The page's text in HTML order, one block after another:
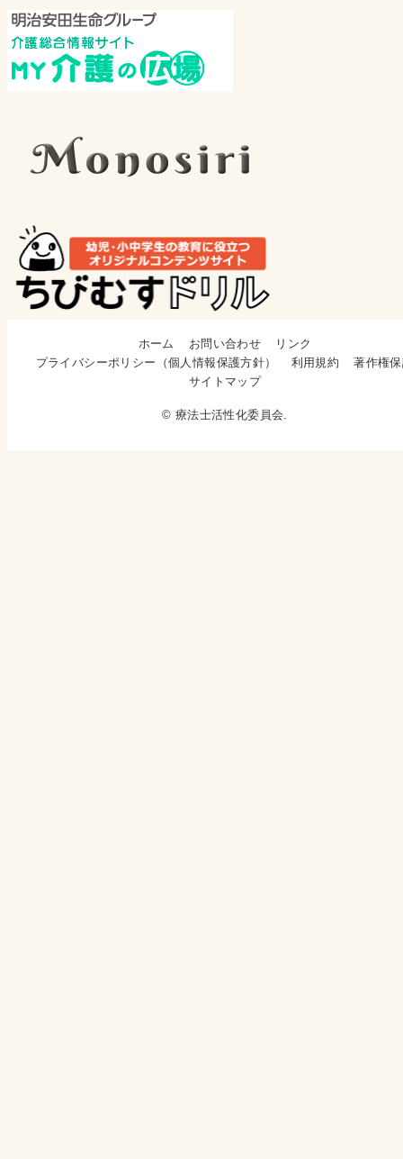
ホーム お問い合わせ
リンク
プライバシーポリシー（個人情報保護方針）
利用規約
著作権
サイトマップ
© 療法士活性化委員会.